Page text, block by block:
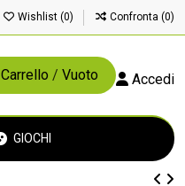
Wishlist (0) Confronta (0)
Carrello / Vuoto Accedi
GIOCHI